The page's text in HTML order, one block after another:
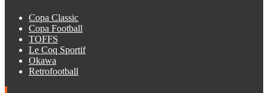
Copa Classic
Copa Football
TOFFS
Le Coq Sportif
Okawa
Retrofootball